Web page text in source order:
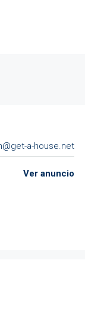
a-house.net
Ver anuncio